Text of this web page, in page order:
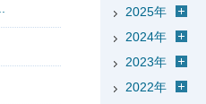
2025年
2024年
2023年
2022年